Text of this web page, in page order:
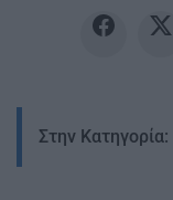
Στην Κατηγορία: